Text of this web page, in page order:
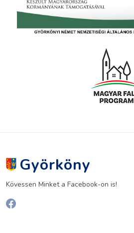
Györköny
Kövessen Minket a Facebook-on is!